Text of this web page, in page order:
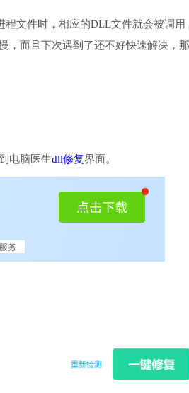
文件时，相应的DLL文件就会被调用
，而且下次遇到了还不好快速解决，
电脑医生dll修复界面。